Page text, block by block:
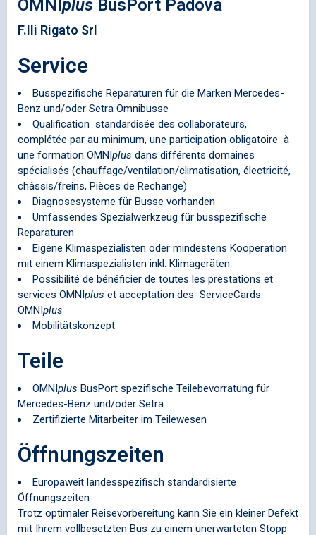
OMNIplus BusPort Padova
F.lli Rigato Srl
Service
Busspezifische Reparaturen für die Marken Mercedes-
Benz und/oder Setra Omnibusse
Qualification standardisée des collaborateurs,
complétée par au minimum, une participation obligatoire à
une formation OMNIplus dans différents domaines
spécialisés (chauffage/ventilation/climatisation, électricité,
châssis/freins, Pièces de Rechange)
Diagnosesysteme für Busse vorhanden
Umfassendes Spezialwerkzeug für busspezifische
Reparaturen
Eigene Klimaspezialisten oder mindestens Kooperation
mit einem Klimaspezialisten inkl. Klimageräten
Possibilité de bénéficier de toutes les prestations et
services OMNIplus et acceptation des ServiceCards
OMNIplus
Mobilitätskonzept
Teile
OMNIplus BusPort spezifische Teilebevorratung für
Mercedes-Benz und/oder Setra
Zertifizierte Mitarbeiter im Teilewesen
Öffnungszeiten
Europaweit landesspezifisch standardisierte
Öffnungszeiten
Trotz optimaler Reisevorbereitung kann Sie ein kleiner Defekt
mit Ihrem vollbesetzten Bus zu einem unerwarteten Stopp